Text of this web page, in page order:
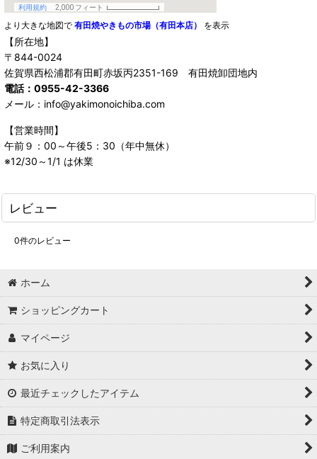
より大きな地図で 有田焼やきもの市場（有田本店） を表示
【所在地】
〒844-0024
佐賀県西松浦郡有田町赤坂丙2351-169 有田焼卸団地内
電話：0955-42-3366
メール：info@yakimonoichiba.com
【営業時間】
午前９：00～午後5：30（年中無休）
※12/30～1/1 は休業
レビュー
0件のレビュー
ホーム
ショッピングカート
マイページ
お気に入り
最近チェックしたアイテム
特定商取引法表示
ご利用案内